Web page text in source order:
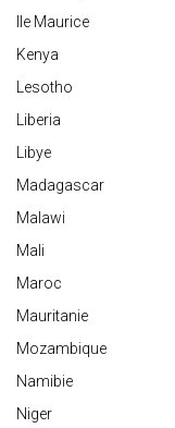
Ile Maurice
Kenya
Lesotho
Liberia
Libye
Madagascar
Malawi
Mali
Maroc
Mauritanie
Mozambique
Namibie
Niger